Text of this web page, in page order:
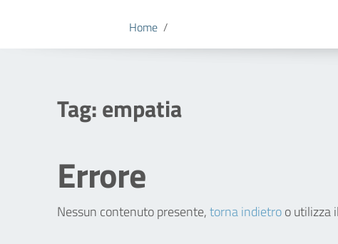
Home /
Tag:empatia
Errore
Nessun contenuto presente,torna indietroo utilizza